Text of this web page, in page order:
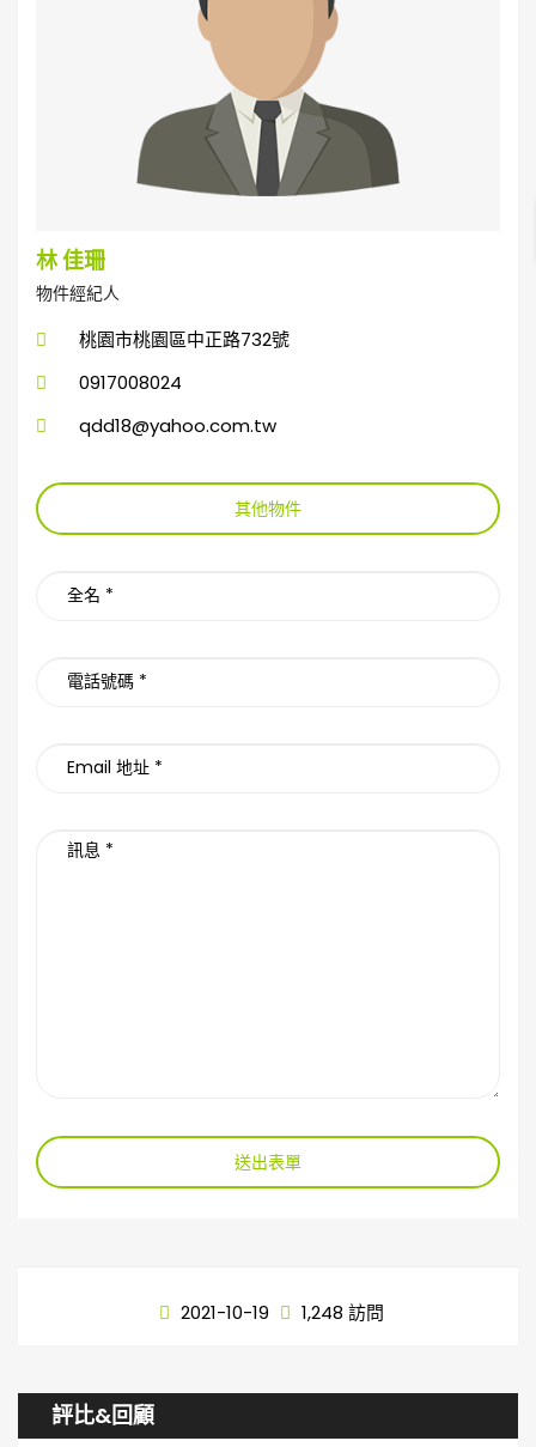
林 佳珊
物件經紀人
桃園市桃園區中正路732號
0917008024
qdd18@yahoo.com.tw
其他物件
送出表單
2021-10-19 1,248 訪問
評比&回顧